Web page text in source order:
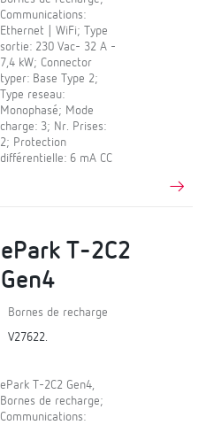
Communications:
Ethernet | WiFi; Type
sortie: 230 Vac- 32 A -
7,4 kW; Connector
typer: Base Type 2;
Type reseau:
Monophasé; Mode
charge: 3; Nr. Prises:
2; Protection
différentielle: 6 mA CC
ePark T-2C2
Gen4
Bornes de recharge
V27622.
ePark T-2C2 Gen4,
Bornes de recharge;
Communications: